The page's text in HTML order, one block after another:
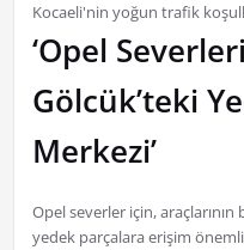
Kocaeli'nin yoğun trafik
‘Opel
Gölcük’teki
Merkezi’
Opel severler için, araçlarının
yedek parçalara erişim